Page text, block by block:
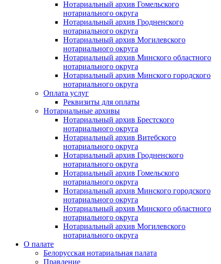
Нотариальный архив Гомельского
нотариального округа
Нотариальный архив Гродненского
нотариального округа
Нотариальный архив Могилевского
нотариального округа
Нотариальный архив Минского областного
нотариального округа
Нотариальный архив Минского городского
нотариального округа
Оплата услуг
Реквизиты для оплаты
Нотариальные архивы
Нотариальный архив Брестского
нотариального округа
Нотариальный архив Витебского
нотариального округа
Нотариальный архив Гродненского
нотариального округа
Нотариальный архив Гомельского
нотариального округа
Нотариальный архив Минского городского
нотариального округа
Нотариальный архив Минского областного
нотариального округа
Нотариальный архив Могилевского
нотариального округа
О палате
Белорусская нотариальная палата
Правление